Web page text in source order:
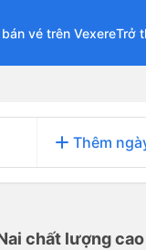
vé trên VexereTrở
add Thêm
chất lượng